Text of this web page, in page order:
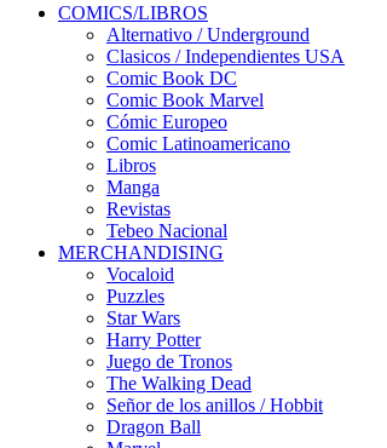
COMICS/LIBROS
Alternativo / Underground
Clasicos / Independientes USA
Comic Book DC
Comic Book Marvel
Cómic Europeo
Comic Latinoamericano
Libros
Manga
Revistas
Tebeo Nacional
MERCHANDISING
Vocaloid
Puzzles
Star Wars
Harry Potter
Juego de Tronos
The Walking Dead
Señor de los anillos / Hobbit
Dragon Ball